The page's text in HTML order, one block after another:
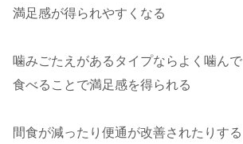
満足感が得られやすくなる
噛みごたえがあるタイプならよく噛んで
食べることで満足感を得られる
間食が減ったり便通が改善されたりする